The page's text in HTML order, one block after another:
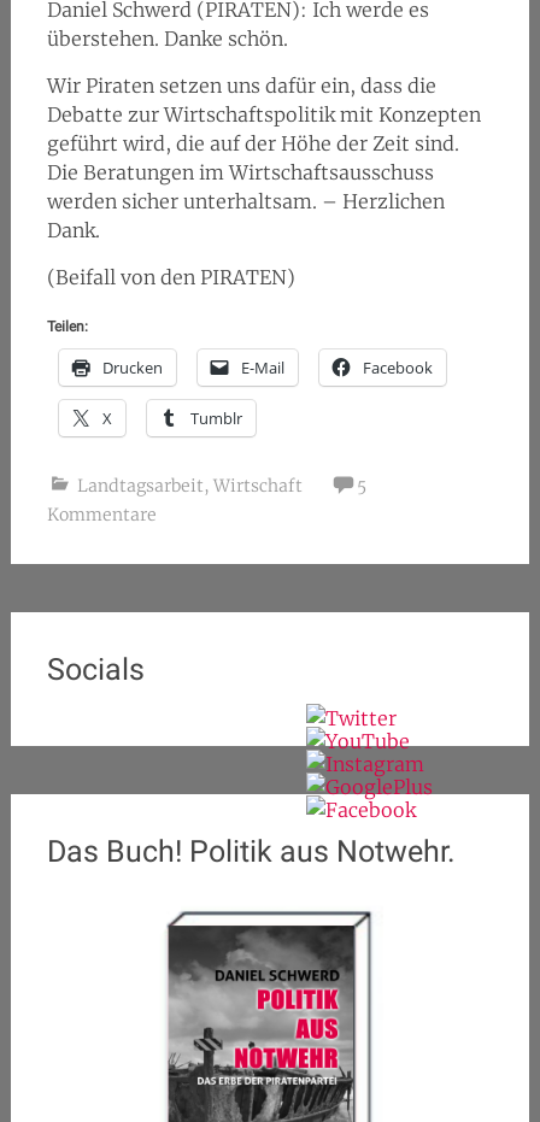
Daniel Schwerd (PIRATEN): Ich werde es
überstehen. Danke schön.
Wir Piraten setzen uns dafür ein, dass die
Debatte zur Wirtschaftspolitik mit Konzepten
geführt wird, die auf der Höhe der Zeit sind.
Die Beratungen im Wirtschaftsausschuss
werden sicher unterhaltsam. – Herzlichen
Dank.
(Beifall von den PIRATEN)
Teilen:
Drucken E-Mail Facebook
X Tumblr
Landtagsarbeit, Wirtschaft
5
Kommentare
Socials
Das Buch! Politik aus Notwehr.